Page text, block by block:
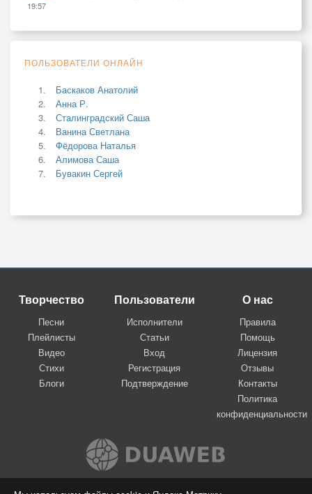
19:57
ПОЛЬЗОВАТЕЛИ ОНЛАЙН
Баскаков Анатолий
Анна Р.
Сталинградский Саша
Ванина Светлана
Фёдорова Наталья
Алимова Саша
Бувакин Сергей
Творчество
Песни
Плейлисты
Видео
Стихи
Блоги
Пользователи
Исполнители
Статьи
Вход
Регистрация
Подтверждение
О нас
Правила
Помощь
Лицензия
Отзывы
Контакты
Политика
конфиденциальности